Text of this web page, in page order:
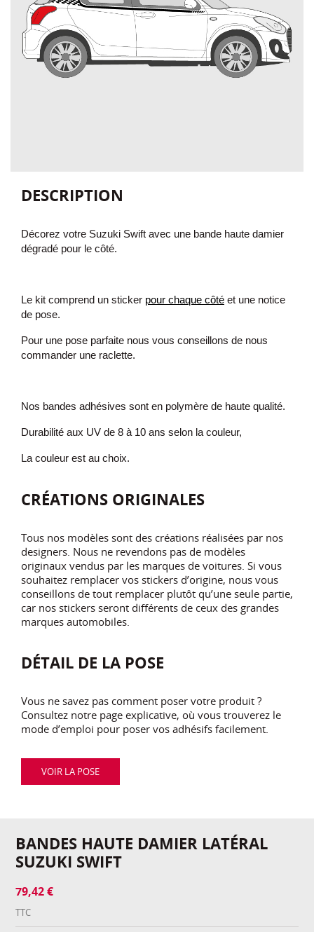
DESCRIPTION
Décorez votre Suzuki Swift avec une bande haute damier
dégradé pour le côté.
Le kit comprend un sticker pour chaque côté et une notice
de pose.
Pour une pose parfaite nous vous conseillons de nous
commander une raclette.
Nos bandes adhésives sont en polymère de haute qualité.
Durabilité aux UV de 8 à 10 ans selon la couleur,
La couleur est au choix.
CRÉATIONS ORIGINALES
Tous nos modèles sont des créations réalisées par nos
designers. Nous ne revendons pas de modèles
originaux vendus par les marques de voitures. Si vous
souhaitez remplacer vos stickers d’origine, nous vous
conseillons de tout remplacer plutôt qu’une seule partie,
car nos stickers seront différents de ceux des grandes
marques automobiles.
DÉTAIL DE LA POSE
Vous ne savez pas comment poser votre produit ?
Consultez notre page explicative, où vous trouverez le
mode d’emploi pour poser vos adhésifs facilement.
VOIR LA POSE
BANDES HAUTE DAMIER LATÉRAL
SUZUKI SWIFT
79,42 €
TTC